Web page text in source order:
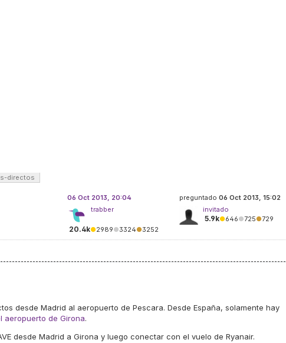
directos
preguntado 06 Oct 2013, 15:02
invitado
5.9k●646●725●729
06 Oct 2013, 20:04
trabber
20.4k●2989●3324●3252
desde Madrid al aeropuerto de Pescara. Desde España, solamente hay
aeropuerto de Girona.
desde Madrid a Girona y luego conectar con el vuelo de Ryanair.